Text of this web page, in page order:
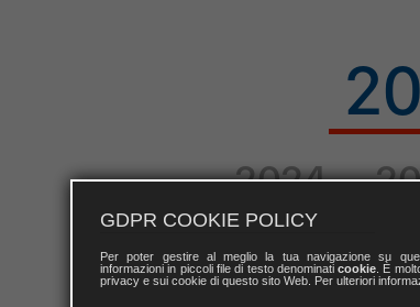
2024
2021
GDPR COOKIE POLICY
Per poter gestire al meglio la tua navigazione su
informazioni in piccoli file di testo denominaticookie . È
privacy e sui cookie di questo sito Web. Per ulteriori